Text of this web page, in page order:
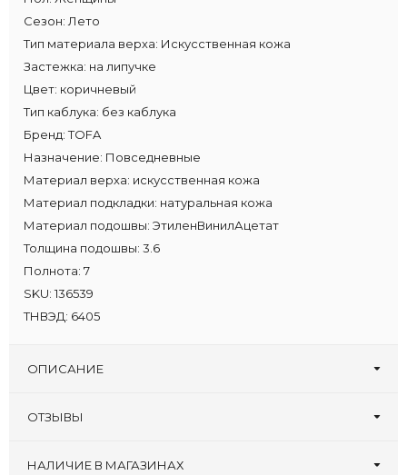
Сезон: Лето
Тип материала верха: Искусственная кожа
Застежка: на липучке
Цвет: коричневый
Тип каблука: без каблука
Бренд: TOFA
Назначение: Повседневные
Материал верха: искусственная кожа
Материал подкладки: натуральная кожа
Материал подошвы: ЭтиленВинилАцетат
Толщина подошвы: 3.6
Полнота: 7
SKU: 136539
ТНВЭД: 6405
ОПИСАНИЕ
ОТЗЫВЫ
Оставьте первый отзыв!
НАЛИЧИЕ В МАГАЗИНАХ